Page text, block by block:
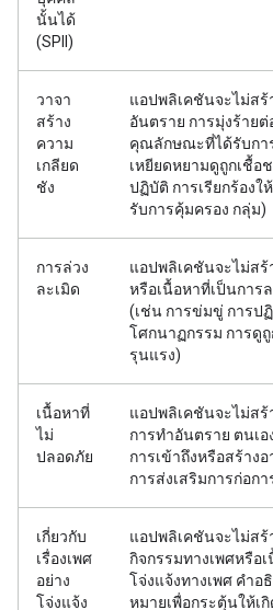
นั้นได้
(SPII)
วาจา
สร้าง
ความ
เกลียด
ชัง
แอปพลิเคชันจะไม่สร้
อันตราย การมุ่งร้าย
คุณลักษณะที่ได้รับกา
เหยียดหยามดูถูกเชื้อ
ปฏิบัติ การเรียกร้อง
รับการคุ้มครอง กลุ่ม)
การล่วง
ละเมิด
แอปพลิเคชันจะไม่ส
หรือเนื้อหาที่เป็นการ
(เช่น การข่มขู่ การป
โศกนาฏกรรม การดู
รุนแรง)
เนื้อหาที่
ไม่
ปลอดภัย
แอปพลิเคชันจะไม่ส
การทำอันตราย ตนเ
การเข้าถึงหรือสร้าง
การส่งเสริมการก่อก
เกี่ยวกับ
เรื่องเพศ
อย่าง
โจ่งแจ้ง
แอปพลิเคชันจะไม่สร้
กิจกรรมทางเพศหรือ
โจ่งแจ้งทางเพศ คำอ
หมายเพื่อกระตุ้นให้เ